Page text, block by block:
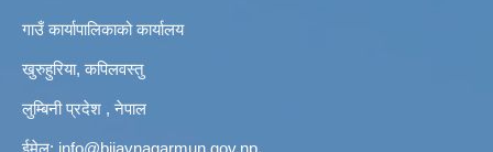
गाउँ कार्यापालिकाको कार्यालय
खुरुहुरिया, कपिलवस्तु
लुम्बिनी प्रदेश , नेपाल
ईमेल: info@bijaynagarmun.gov.np,